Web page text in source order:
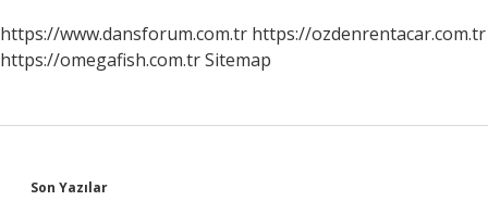
https://www.dansforum.com.tr https://ozdenrentacar.com.tr
https://omegafish.com.trSitemap
Son Yazılar